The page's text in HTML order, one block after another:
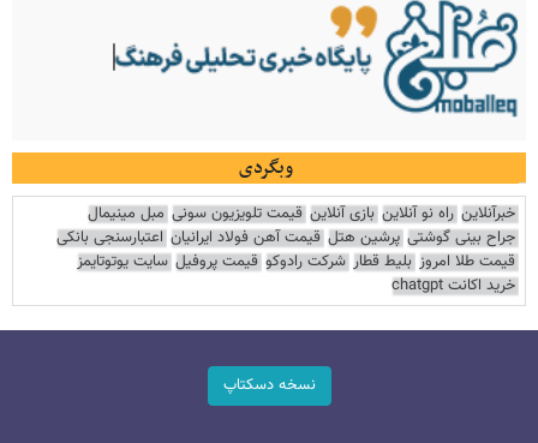
وبگردی
خبرآنلاین راه نو آنلاین بازی آنلاین قیمت تلویزیون سونی مبل مینیمال
جراح بینی گوشتی پرشین هتل قیمت آهن فولاد ایرانیان اعتبارسنجی بانکی
قیمت طلا امروز بلیط قطار شرکت رادوکو قیمت پروفیل سایت یوتوتایمز
خرید اکانت chatgpt
نسخه دسکتاپ